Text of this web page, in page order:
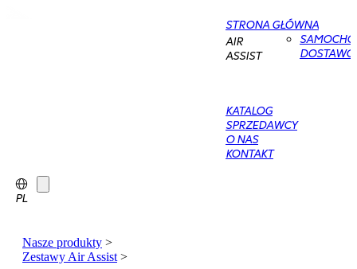
STRONA GŁÓWNA
AIR
ASSIST
KATALOG
SPRZEDAWCY
O NAS
KONTAKT
PL
Nasze produkty >
Zestawy Air Assist >